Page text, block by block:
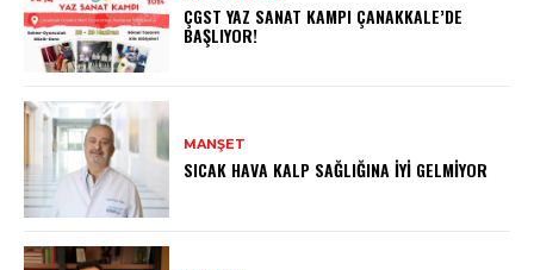
ÇGST YAZ SANAT KAMPI ÇANAKKALE’DE
BAŞLIYOR!
MANŞET
SICAK HAVA KALP SAĞLIĞINA İYI GELMIYOR